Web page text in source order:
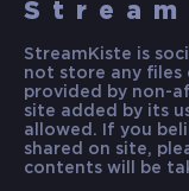
Stream
StreamKiste is
not store any files
provided by non-
site added by its
allowed. If you
shared on site,
contents will be